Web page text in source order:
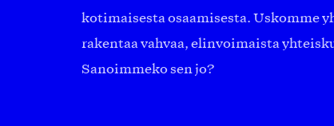
kotimaisesta osaamisesta. Uskomme
rakentaa vahvaa, elinvoimaista
Sanoimmeko sen jo?